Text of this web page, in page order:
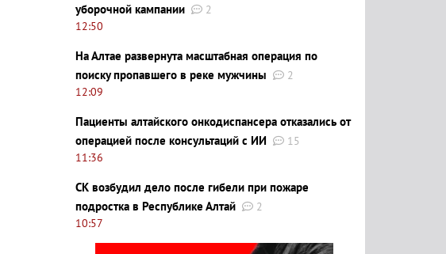
уборочной кампании
2
12:50
На Алтае развернута масштабная операция по
поиску пропавшего в реке мужчины
2
12:09
Пациенты алтайского онкодиспансера отказались от
операцией после консультаций с ИИ
15
11:36
СК возбудил дело после гибели при пожаре
подростка в Республике Алтай
2
10:57